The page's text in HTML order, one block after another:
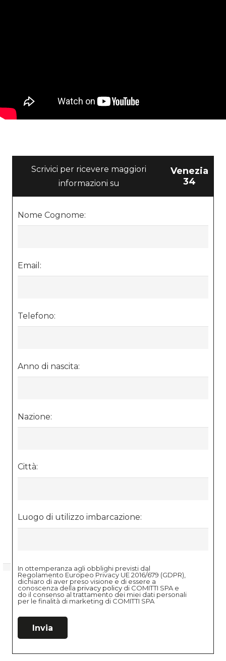
Scrivici per ricevere maggiori
informazioni su
Venezia
34
Nome Cognome:
Email:
Telefono:
Anno di nascita:
Nazione:
Città:
Luogo di utilizzo imbarcazione:
In ottemperanza agli obblighi previsti dal
Regolamento Europeo Privacy UE 2016/679 (GDPR),
dichiaro di aver preso visione e di essere a
conoscenza della privacy policy di COMITTI SPA e
do il consenso al trattamento dei miei dati personali
per le finalità di marketing di COMITTI SPA